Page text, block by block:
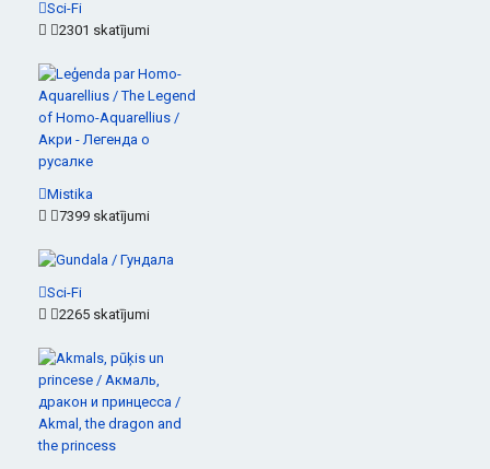
Sci-Fi
2301 skatījumi
Mistika
7399 skatījumi
Sci-Fi
2265 skatījumi